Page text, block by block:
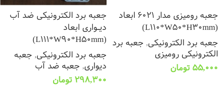
جعبه رومیزی مدار 6021 ابعاد
(L110*W50*H30mm)
جعبه برد الکترونیکی, جعبه برد
الکترونیکی رومیزی
55,000 تومان
جعبه برد الکترونیکی ضد آب
دیــواری ابعاد
(L111*W90*H50mm)
جعبه برد الکترونیکی, جعبه
دیواری, جعبه ضد آب
298,300 تومان